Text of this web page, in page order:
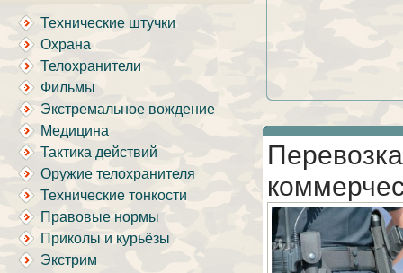
Технические штучки
Охрана
Телохранители
Фильмы
Экстремальное вождение
Медицина
Тактика действий
Оружие телохранителя
Технические тонкости
Правовые нормы
Приколы и курьёзы
Экстрим